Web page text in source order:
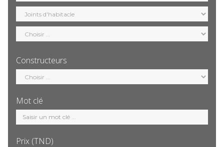
Constructeurs
Sélection
constructeur
Mot clé
Mot
clé
Prix (TND)